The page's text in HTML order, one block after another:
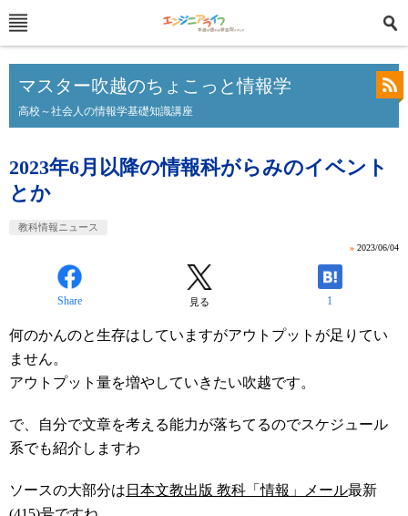
マスター吹越のちょこっと情報学
高校～社会人の情報学基礎知識講座
2023年6月以降の情報科がらみのイベント
とか
教科情報ニュース
» 2023/06/04
Share 見る 1
何のかんのと生存はしていますがアウトプットが足りてい
ません。
アウトプット量を増やしていきたい吹越です。
で、自分で文章を考える能力が落ちてるのでスケジュール
系でも紹介しますわ
ソースの大部分は 日本文教出版 教科「情報」メール最新